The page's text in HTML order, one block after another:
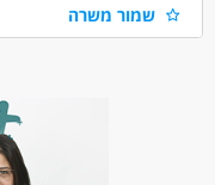
נסיון בתוכנת פריוריטי- יתרון
מכירות - איש/ת מכירות
שמור משרה